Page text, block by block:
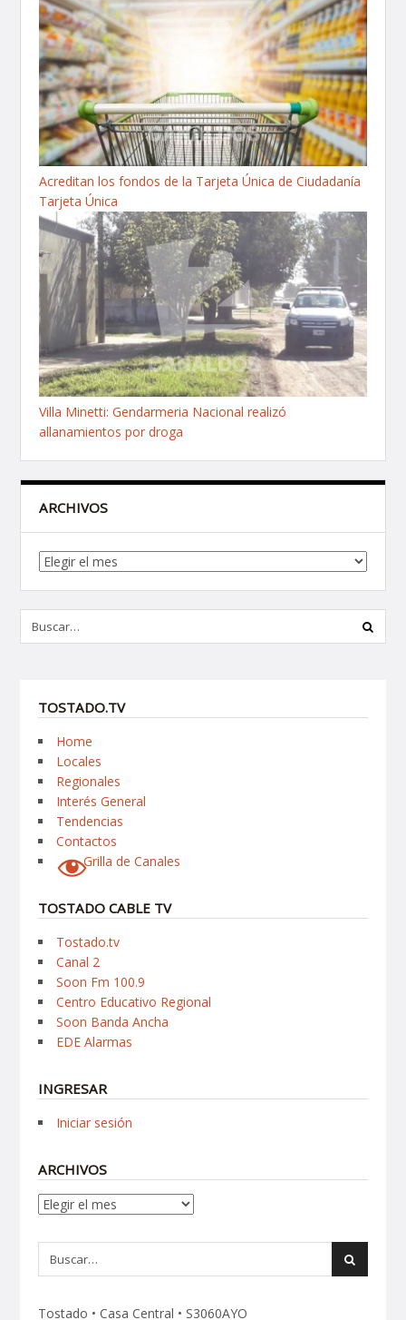
Acreditan los fondos de la Tarjeta Única de Ciudadanía
Tarjeta Única
Villa Minetti: Gendarmeria Nacional realizó
allanamientos por droga
ARCHIVOS
Archivos
TOSTADO.TV
Home
Locales
Regionales
Interés General
Tendencias
Contactos
Grilla de Canales
TOSTADO CABLE TV
Tostado.tv
Canal 2
Soon Fm 100.9
Centro Educativo Regional
Soon Banda Ancha
EDE Alarmas
INGRESAR
Iniciar sesión
ARCHIVOS
Archivos
Tostado • Casa Central • S3060AYO